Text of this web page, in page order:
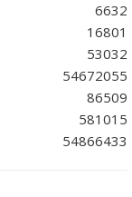
6632
16801
53032
54672055
86509
581015
54866433